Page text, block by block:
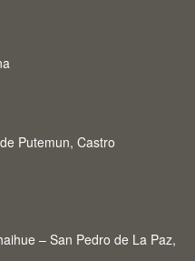
Putemun, Castro
– San Pedro de La Paz,